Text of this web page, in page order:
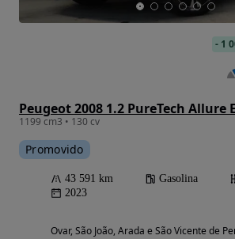
Peugeot 2008 1.2 PureTech Allure
1199 cm3 • 130 cv
Promovido
43 591 km Gasolina
2023
Ovar, São João, Arada e São Vicente de
- 1